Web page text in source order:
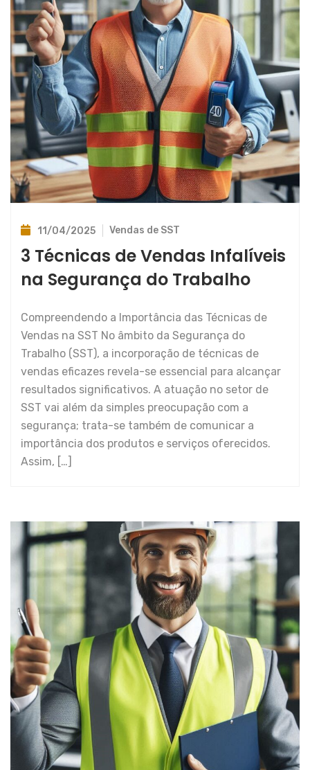
11/04/2025 Vendas de SST
3 Técnicas de Vendas Infalíveis
na Segurança do Trabalho
Compreendendo a Importância das Técnicas de
Vendas na SST No âmbito da Segurança do
Trabalho (SST), a incorporação de técnicas de
vendas eficazes revela-se essencial para alcançar
resultados significativos. A atuação no setor de
SST vai além da simples preocupação com a
segurança; trata-se também de comunicar a
importância dos produtos e serviços oferecidos.
Assim, […]